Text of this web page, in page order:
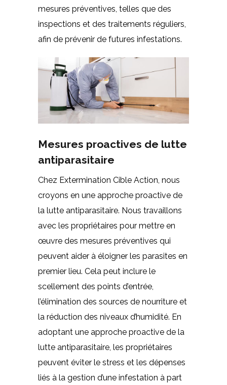
mesures préventives, telles que des
inspections et des traitements réguliers,
afin de prévenir de futures infestations.
Mesures proactives de lutte
antiparasitaire
Chez Extermination Cible Action, nous
croyons en une approche proactive de
la lutte antiparasitaire. Nous travaillons
avec les propriétaires pour mettre en
œuvre des mesures préventives qui
peuvent aider à éloigner les parasites en
premier lieu. Cela peut inclure le
scellement des points d’entrée,
l’élimination des sources de nourriture et
la réduction des niveaux d’humidité. En
adoptant une approche proactive de la
lutte antiparasitaire, les propriétaires
peuvent éviter le stress et les dépenses
liés à la gestion d’une infestation à part